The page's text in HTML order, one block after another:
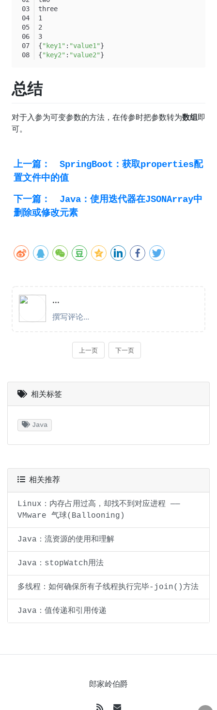
three
1
2
3
{"key1" : "value1"}
{"key2" : "value2"}
总结
对于入参为可变参数的方法，在传参时把参数转为数组即
可。
上一篇：
SpringBoot：获取properties配
置文件中的值
下一篇：
Java：使用迭代器在JSONArray中
删除或修改元素
相关标签
Java
相关推荐
Linux：内存占用过高，却找不到对应进程 ——
VMware 气球(Ballooning)
Java：流资源的使用和理解
Java：stopWatch用法
多线程：如何确保所有子线程执行完毕-join()方法
Java：值传递和引用传递
郎家岭伯爵